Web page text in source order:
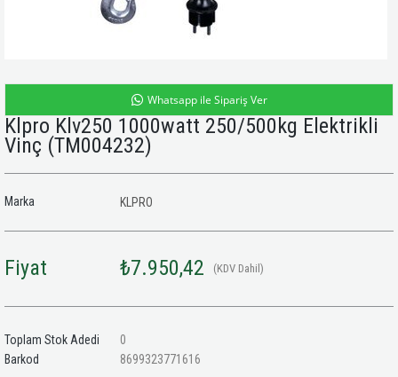
Whatsapp ile Sipariş Ver
Klpro Klv250 1000watt 250/500kg Elektrikli
Vinç (TM004232)
Marka KLPRO
Fiyat ₺7.950,42 (KDV Dahil)
Toplam Stok Adedi
0
Barkod
8699323771616